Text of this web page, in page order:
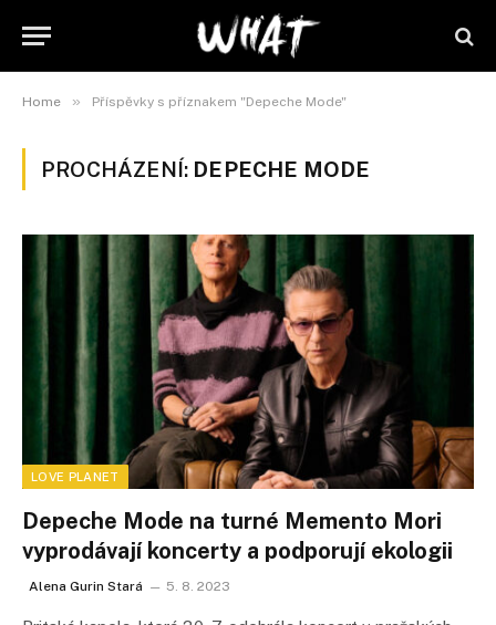
Home » Příspěvky s příznakem "Depeche Mode"
PROCHÁZENÍ: DEPECHE MODE
LOVE PLANET
Depeche Mode na turné Memento Mori
vyprodávají koncerty a podporují ekologii
Alena Gurin Stará 5. 8. 2023